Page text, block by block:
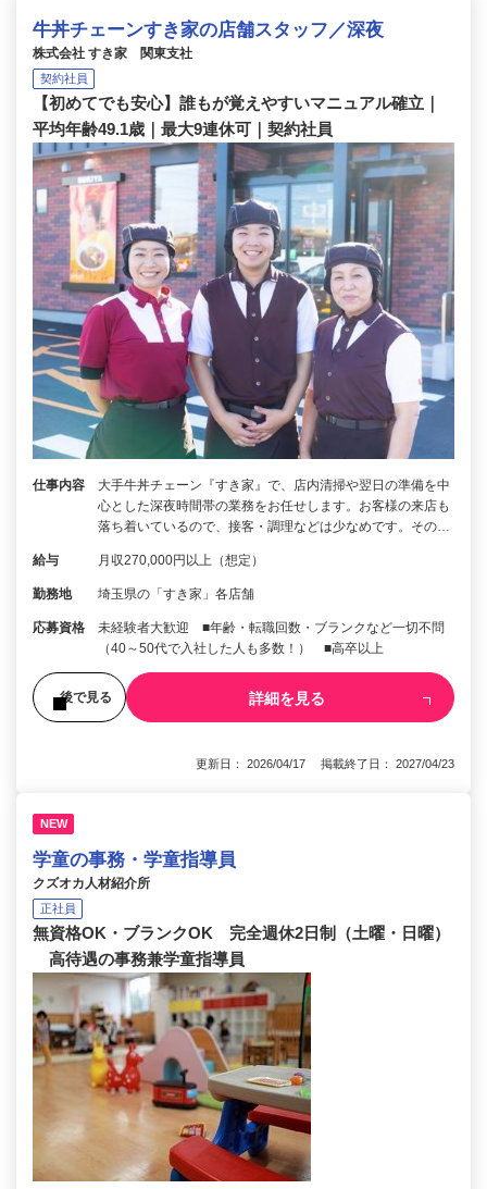
牛丼チェーンすき家の店舗スタッフ／深夜
株式会社 すき家 関東支社
契約社員
【初めてでも安心】誰もが覚えやすいマニュアル確立｜
平均年齢49.1歳｜最大9連休可｜契約社員
仕事内容
大手牛丼チェーン『すき家』で、店内清掃や翌日の準備を中
心とした深夜時間帯の業務をお任せします。お客様の来店も
落ち着いているので、接客・調理などは少なめです。その…
給与 月収270,000円以上（想定）
勤務地 埼玉県の「すき家」各店舗
応募資格
未経験者大歓迎 ■年齢・転職回数・ブランクなど一切不問
（40～50代で入社した人も多数！） ■高卒以上
後で見る 詳細を見る
更新日： 2026/04/17 掲載終了日： 2027/04/23
NEW
学童の事務・学童指導員
クズオカ人材紹介所
正社員
無資格OK・ブランクOK 完全週休2日制（土曜・日曜）
高待遇の事務兼学童指導員